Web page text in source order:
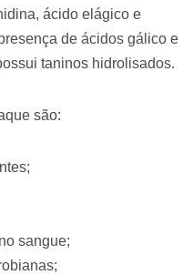
ácido elágico e
de ácidos gálico e
taninos hidrolisados.
são:
sangue;